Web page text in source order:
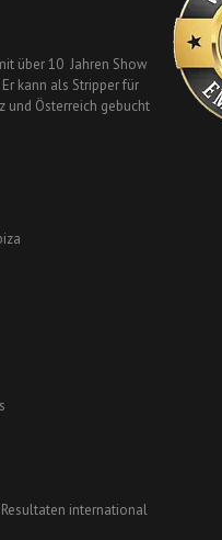
über 10 Jahren Show
kann als Stripper für
und Österreich gebucht
international